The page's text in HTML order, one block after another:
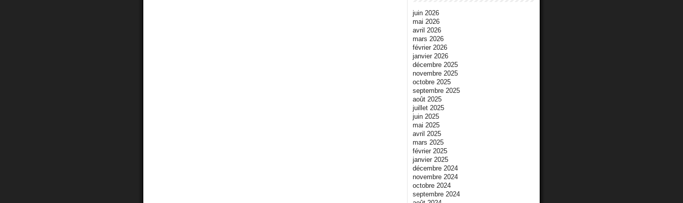
juin 2026
mai 2026
avril 2026
mars 2026
février 2026
janvier 2026
décembre 2025
novembre 2025
octobre 2025
septembre 2025
août 2025
juillet 2025
juin 2025
mai 2025
avril 2025
mars 2025
février 2025
janvier 2025
décembre 2024
novembre 2024
octobre 2024
septembre 2024